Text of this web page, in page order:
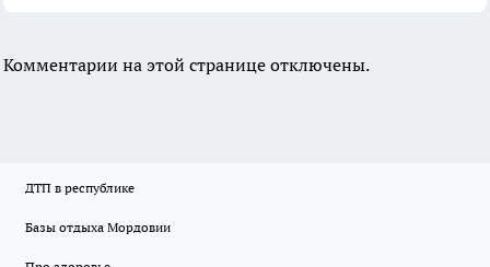
Комментарии на этой странице отключены.
ДТП в республике
Базы отдыха Мордовии